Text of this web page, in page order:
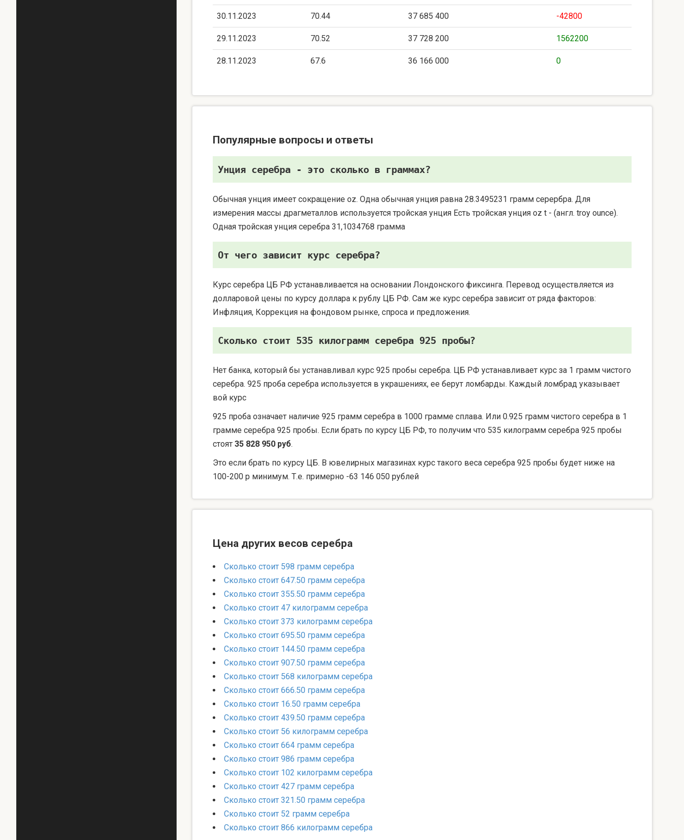
30.11.2023 70.44 37 685 400 -42800
29.11.2023 70.52 37 728 200 1562200
28.11.2023 67.6 36 166 000 0
Популярные вопросы и ответы
Унция серебра - это сколько в граммах?
Обычная унция имеет сокращение oz. Одна обычная унция равна 28.3495231 грамм серербра. Для
измерения массы драгметаллов используется тройская унция Есть тройская унция oz t - (англ. troy ounce).
Одная тройская унция серебра 31,1034768 грамма
От чего зависит курс серебра?
Курс серебра ЦБ РФ устанавливается на основании Лондонского фиксинга. Перевод осуществляется из
долларовой цены по курсу доллара к рублу ЦБ РФ. Сам же курс серебра зависит от ряда факторов:
Инфляция, Коррекция на фондовом рынке, спроса и предложения.
Сколько стоит 535 килограмм серебра 925 пробы?
Нет банка, который бы устанавливал курс 925 пробы серебра. ЦБ РФ устанавливает курс за 1 грамм чистого
серебра. 925 проба серебра используется в украшениях, ее берут ломбарды. Каждый ломбрад указывает
вой курс
925 проба означает наличие 925 грамм серебра в 1000 грамме сплава. Или 0.925 грамм чистого серебра в 1
грамме серебра 925 пробы. Если брать по курсу ЦБ РФ, то получим что 535 килограмм серебра 925 пробы
стоят 35 828 950 руб.
Это если брать по курсу ЦБ. В ювелирных магазинах курс такого веса серебра 925 пробы будет ниже на
100-200 р минимум. Т.е. примерно -63 146 050 рублей
Цена других весов серебра
Сколько стоит 598 грамм серебра
Сколько стоит 647.50 грамм серебра
Сколько стоит 355.50 грамм серебра
Сколько стоит 47 килограмм серебра
Сколько стоит 373 килограмм серебра
Сколько стоит 695.50 грамм серебра
Сколько стоит 144.50 грамм серебра
Сколько стоит 907.50 грамм серебра
Сколько стоит 568 килограмм серебра
Сколько стоит 666.50 грамм серебра
Сколько стоит 16.50 грамм серебра
Сколько стоит 439.50 грамм серебра
Сколько стоит 56 килограмм серебра
Сколько стоит 664 грамм серебра
Сколько стоит 986 грамм серебра
Сколько стоит 102 килограмм серебра
Сколько стоит 427 грамм серебра
Сколько стоит 321.50 грамм серебра
Сколько стоит 52 грамм серебра
Сколько стоит 866 килограмм серебра